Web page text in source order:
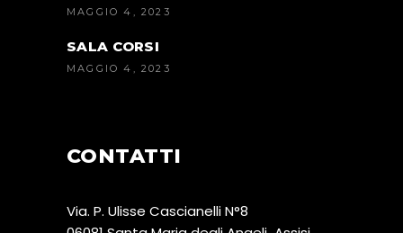
MAGGIO 4, 2023
SALA CORSI
MAGGIO 4, 2023
CONTATTI
Via. P. Ulisse Cascianelli N°8